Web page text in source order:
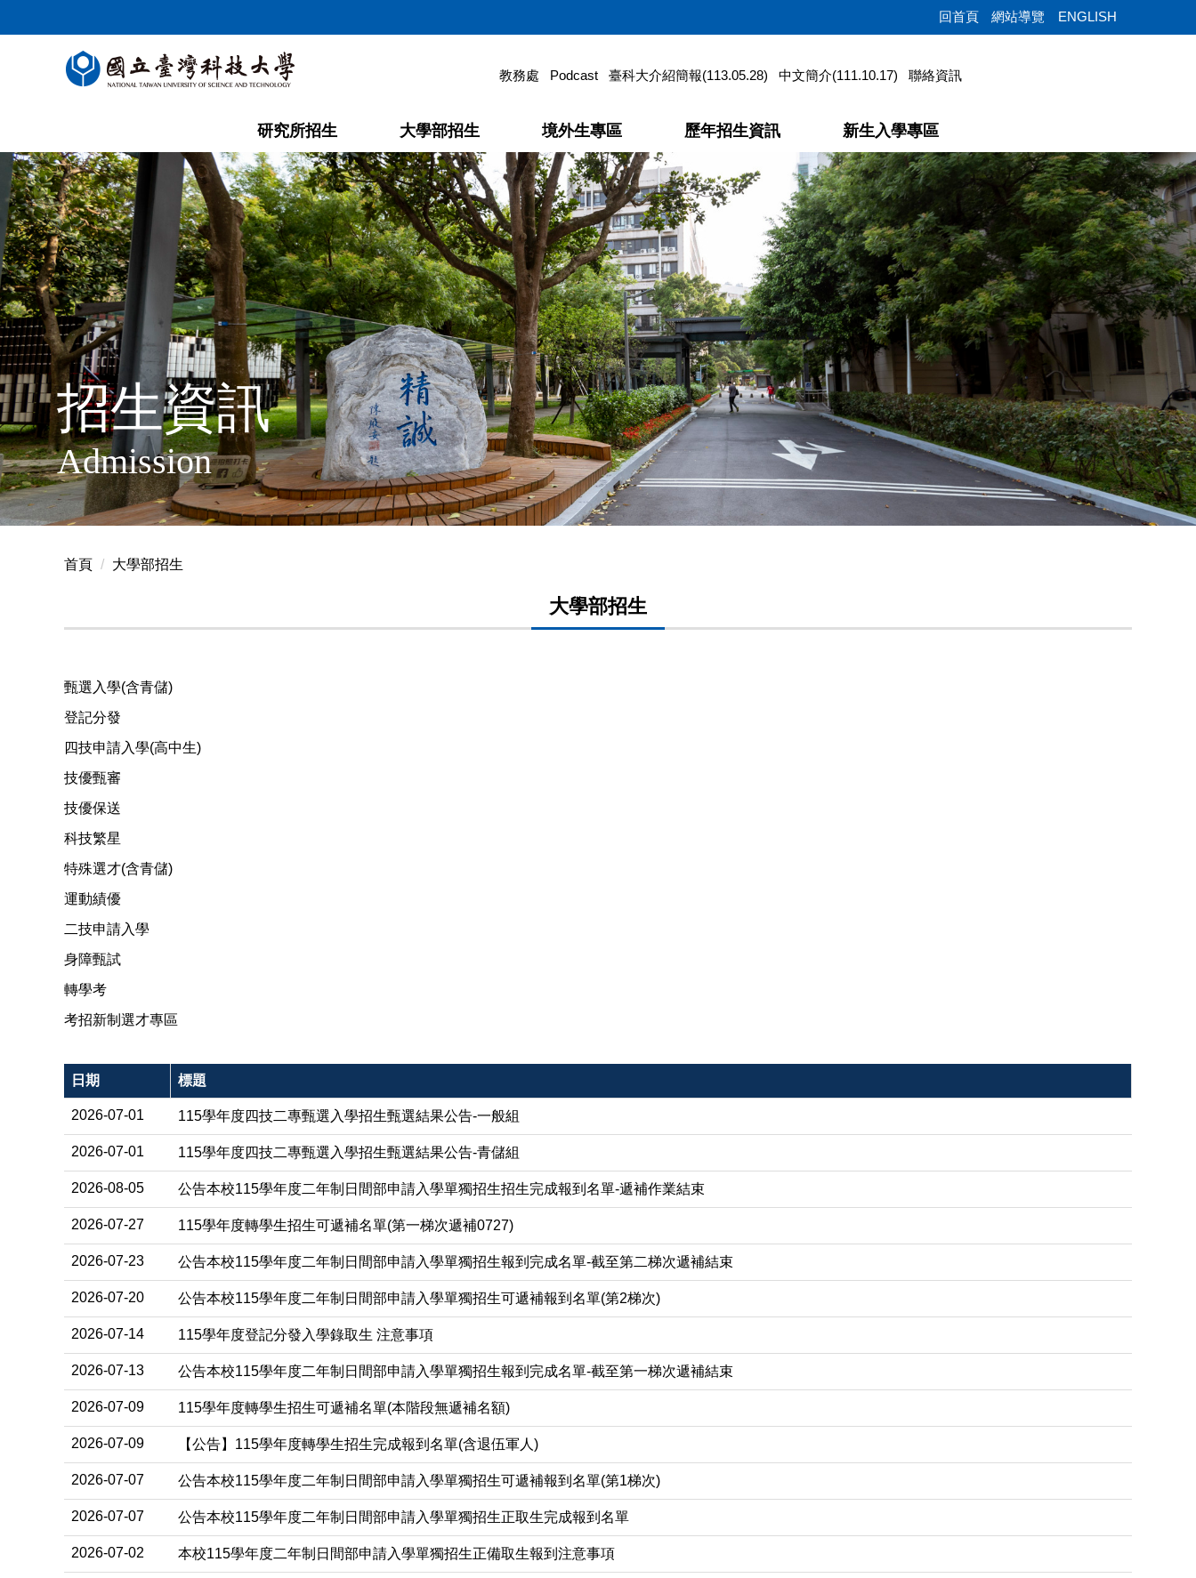
到
塊
回首頁 網站導覽 ENGLISH
教務處 Podcast 臺科大介紹簡報(113.05.28) 中文簡介(111.10.17) 聯絡資訊
研究所招生 大學部招生 境外生專區 歷年招生資訊 新生入學專區
招生資訊
Admission
首頁 大學部招生
大學部招生
甄選入學(含青儲)
登記分發
四技申請入學(高中生)
技優甄審
技優保送
科技繁星
特殊選才(含青儲)
運動績優
二技申請入學
身障甄試
轉學考
考招新制選才專區
日期 標題
2026-07-01 115學年度四技二專甄選入學招生甄選結果公告-一般組
2026-07-01 115學年度四技二專甄選入學招生甄選結果公告-青儲組
2026-08-05 公告本校115學年度二年制日間部申請入學單獨招生招生完成報到名單-遞補作業結束
2026-07-27 115學年度轉學生招生可遞補名單(第一梯次遞補0727)
2026-07-23 公告本校115學年度二年制日間部申請入學單獨招生報到完成名單-截至第二梯次遞補結束
2026-07-20 公告本校115學年度二年制日間部申請入學單獨招生可遞補報到名單(第2梯次)
2026-07-14 115學年度登記分發入學錄取生 注意事項
2026-07-13 公告本校115學年度二年制日間部申請入學單獨招生報到完成名單-截至第一梯次遞補結束
2026-07-09 115學年度轉學生招生可遞補名單(本階段無遞補名額)
2026-07-09 【公告】115學年度轉學生招生完成報到名單(含退伍軍人)
2026-07-07 公告本校115學年度二年制日間部申請入學單獨招生可遞補報到名單(第1梯次)
2026-07-07 公告本校115學年度二年制日間部申請入學單獨招生正取生完成報到名單
2026-07-02 本校115學年度二年制日間部申請入學單獨招生正備取生報到注意事項